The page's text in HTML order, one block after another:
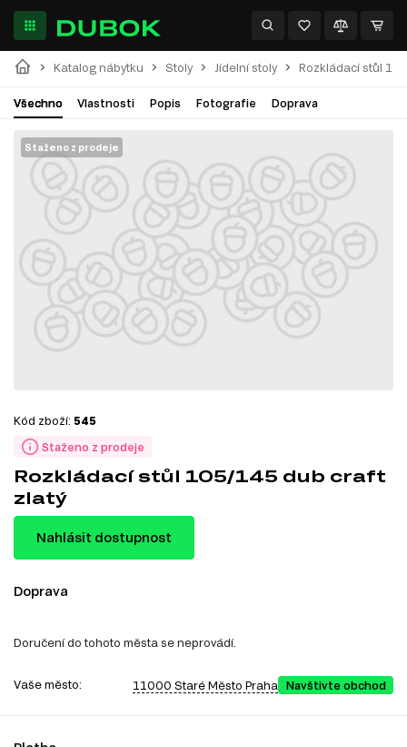
Katalog nábytku Stoly Jídelní stoly Rozkládací stůl
Všechno Vlastnosti Popis Fotografie Doprava
Staženo z prodeje
Staženo z prodeje
Kód zboží: 545
Rozkládací stůl 105/145 dub craft
zlatý
Nahlásit dostupnost
Doprava
Doručení do tohoto města se neprovádí.
Vaše město: 11000 Staré Město Praha Navštivte obchod